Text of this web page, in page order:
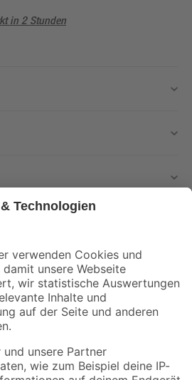
in 2 Stunden
und Aktionen mehr verpassen!